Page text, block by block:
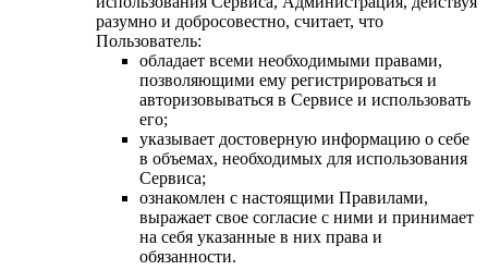
разумно и добросовестно, считает, что
Пользователь:
обладает всеми необходимыми правами,
позволяющими ему регистрироваться и
авторизовываться в Сервисе и использовать
его;
указывает достоверную информацию о себе
в объемах, необходимых для использования
Сервиса;
ознакомлен с настоящими Правилами,
выражает свое согласие с ними и принимает
на себя указанные в них права и
обязанности.